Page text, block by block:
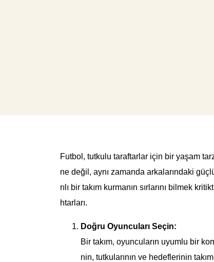
Futbol, tutkulu taraftarlar için bir yaşam
ne değil, aynı zamanda arkalarındaki
rılı bir takım kurmanın sırlarını bilmek
htarları.
Doğru Oyuncuları Seçin:
Bir takım, oyuncuların uyumlu bir
nin, tutkularının ve hedeflerinin